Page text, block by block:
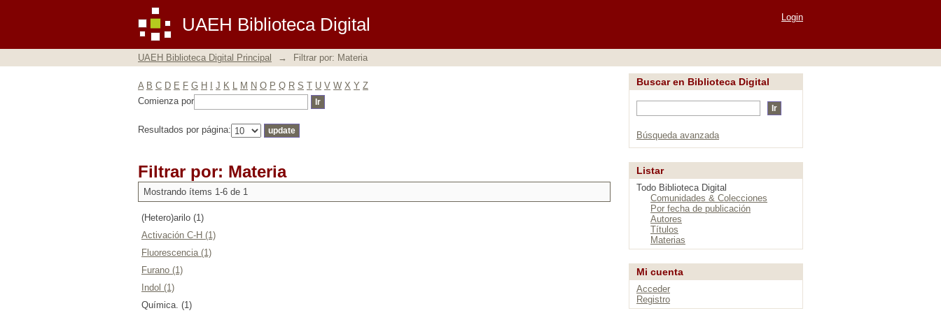
UAEH Biblioteca Digital
Filtrar por: Materia Login
UAEH Biblioteca Digital Principal → Filtrar por: Materia
A B C D E F G H J K L M N O P Q R S T U V W X Y Z
Comienza por
Resultados por página:
Filtrar por: Materia
Mostrando ítems 1-6 de 1
(Hetero)arilo (1)
Activación C-H (1)
Fluorescencia (1)
Furano (1)
Indol (1)
Química. (1)
Buscar en Biblioteca Digital
Búsqueda avanzada
Listar
Todo Biblioteca Digital
Comunidades & Colecciones
Por fecha de publicación
Autores
Títulos
Materias
Mi cuenta
Acceder
Registro